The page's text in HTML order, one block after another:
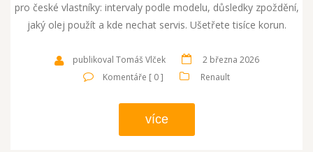
pro české vlastníky: intervaly podle modelu, důsledky zpoždění,
jaký olej použít a kde nechat servis. Ušetřete tisíce korun.
publikoval Tomáš Vlček
2 března 2026
Komentáře [ 0 ]
Renault
více